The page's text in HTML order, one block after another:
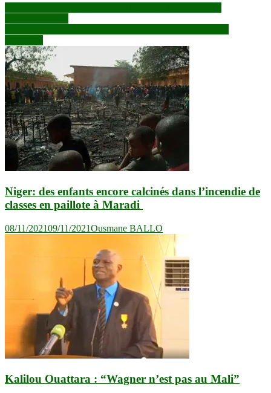
Navigation
de
l’article
Niger: des enfants encore calcinés dans l’incendie de
classes en paillote à Maradi
08/11/202109/11/2021Ousmane BALLO
Kalilou Ouattara : “Wagner n’est pas au Mali”